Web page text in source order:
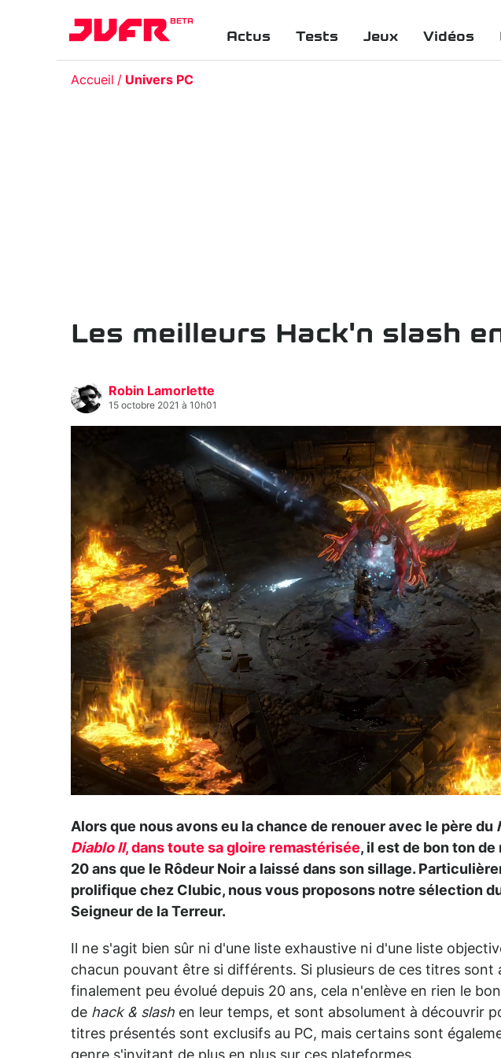
BETA
Actus Tests Jeux Vidéos
Accueil Univers PC
Les meilleurs Hack'n slash
Robin Lamorlette
15 octobre 2021 à 10h01
Alors que nous avons eu la chance de renouer avec le père du
Diablo II, dans toute sa gloire remastérisée, il est de bon ton
20 ans que le Rôdeur Noir a laissé dans son sillage.
prolifique chez Clubic, nous vous proposons notre sélection
Seigneur de la Terreur.
Il ne s'agit bien sûr ni d'une liste exhaustive ni d'une liste
chacun pouvant être si différents. Si plusieurs de ces titres sont
finalement peu évolué depuis 20 ans, cela n'enlève en rien le
de hack & slash en leur temps, et sont absolument à découvrir
titres présentés sont exclusifs au PC, mais certains sont